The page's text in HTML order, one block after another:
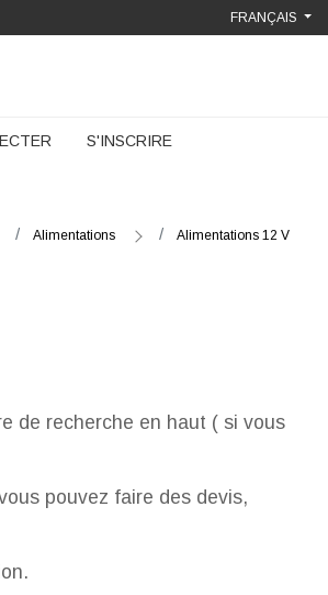
FRANÇAIS
S'INSCRIRE
Alimentations Alimentations 12 V
de recherche en haut ( si vous
pouvez faire des devis,